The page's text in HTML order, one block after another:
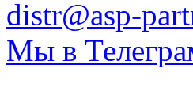
distr@asp-
Мы в